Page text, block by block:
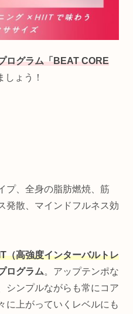
ログラム「BEAT CORE
しょう！
プ、全身の脂肪燃焼、筋
発散、マインドフルネス効
（高強度インターバルトレ
ログラム。アップテンポな
シンプルながらも常にコア
に上がっていくレベルにも